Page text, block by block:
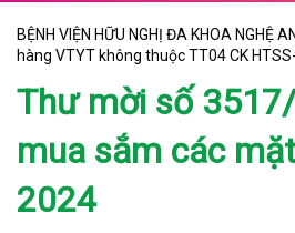
BỆNH VIỆN HỮU NGHỊ ĐA KHOA NGHỆ AN
hàng VTYT không thuộc TT04 CK
Thư mời số
mua sắm các
2024